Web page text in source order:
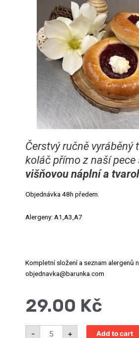
Čerstvý ručně vyráběný
koláč přímo z naší
višňovou náplní a
Objednávka 48h předem.
Alergeny: A1,A3,A7
Kompletní složení a seznam alergenů
objednavka@barunka.com
29.00 Kč
-
Koláč
+ Add to cart